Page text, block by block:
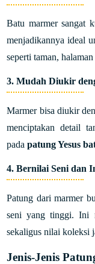
Batu marmer sangat
menjadikannya ideal
seperti taman,
3.Mudah Diukir
Marmer bisa diukir
menciptakan detail
padapatung Yesus
4.Bernilai Seni dan
Patung dari marmer
seni yang tinggi. Ini
sekaligus nilai koleksi
Jenis-Jenis